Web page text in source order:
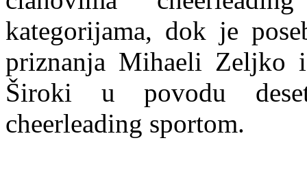
kategorijama, dok je
priznanja Mihaeli Zeljko
Široki u povodu
cheerleading sportom.